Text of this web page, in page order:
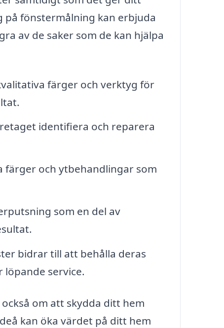
på fönstermålning kan erbjuda
av de saker som de kan hjälpa
färger och verktyg för
identifiera och reparera
färger och ytbehandlingar som
som en del av
bidrar till att behålla deras
service.
om att skydda ditt hem
kan öka värdet på ditt hem